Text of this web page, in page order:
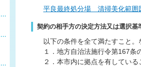
平良最終処分場＿清掃美化範囲
契約の相手方の決定方法又は選択基
以下の条件を全て満たすこと
１．地方自治法施行令第167条
２．本市内に拠点を有している